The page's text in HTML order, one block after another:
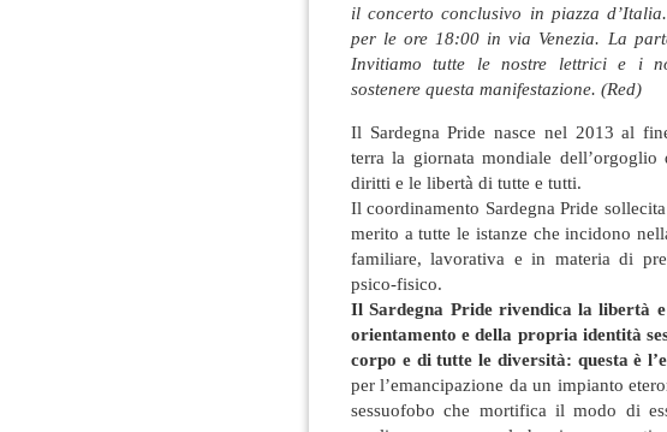
il concerto conclusivo in piazza
per le ore 18:00 in via Venezia. La
Invitiamo tutte le nostre lettrici e i
sostenere questa manifestazione. (Red)
Il Sardegna Pride nasce nel 2013 al
terra la giornata mondiale
diritti e le libertà di tutte e tutti.
Il coordinamento Sardegna Pride
merito a tutte le istanze che incidono
familiare, lavorativa e in materia di
psico-fisico.
Il Sardegna Pride rivendica la libertà
orientamento e della propria identità
corpo e di tutte le diversità: questa è
per l’emancipazione da un impianto
sessuofobo che mortifica il modo di